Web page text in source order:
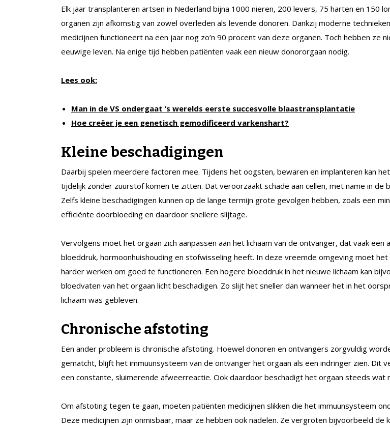
Elk jaar transplanteren artsen in Nederland bijna 1000 nieren, 200 levers, 75 harten en 150
organen zijn afkomstig van zowel overleden als levende donoren. Dankzij moderne
medicijnen functioneert na een jaar nog zo’n 90 procent van deze organen. Toch hebben ze
eeuwige leven. Na enige tijd hebben patiënten vaak een nieuw donororgaan nodig.
Lees ook:
Man in de VS ondergaat ’s werelds eerste succesvolle blaastransplantatie
Hoe creëer je een genetisch gemodificeerd varkenshart?
Kleine beschadigingen
Daarbij spelen meerdere factoren mee. Tijdens het oogsten, bewaren en implanteren kan
tijdelijk zonder zuurstof komen te zitten. Dat veroorzaakt schade aan cellen, met name in de
Zelfs kleine beschadigingen kunnen op de lange termijn grote gevolgen hebben, zoals een
efficiënte doorbloeding en daardoor snellere slijtage.
Vervolgens moet het orgaan zich aanpassen aan het lichaam van de ontvanger, dat vaak een
bloeddruk, hormoonhuishouding en stofwisseling heeft. In deze vreemde omgeving moet het
harder werken om goed te functioneren. Een hogere bloeddruk in het nieuwe lichaam kan
bloedvaten van het orgaan licht beschadigen. Zo slijt het sneller dan wanneer het in het
lichaam was gebleven.
Chronische afstoting
Een ander probleem is chronische afstoting. Hoewel donoren en ontvangers zorgvuldig
gematcht, blijft het immuunsysteem van de ontvanger het orgaan als een indringer zien. Dit
een constante, sluimerende afweerreactie. Ook daardoor beschadigt het orgaan steeds wat
Om afstoting tegen te gaan, moeten patiënten medicijnen slikken die het immuunsysteem
Deze medicijnen zijn onmisbaar, maar ze hebben ook nadelen. Ze vergroten bijvoorbeeld de